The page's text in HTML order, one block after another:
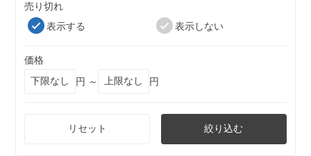
売り切れ
表示する
表示しない
価格
円 ～
円
リセット 絞り込む